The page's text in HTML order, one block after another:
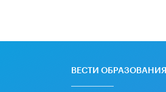
ВЕСТИ ОБРАЗОВАНИЯ